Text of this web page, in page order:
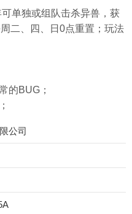
单独或组队击杀异兽，获
二、四、日0点重置；玩法
的BUG；
公司